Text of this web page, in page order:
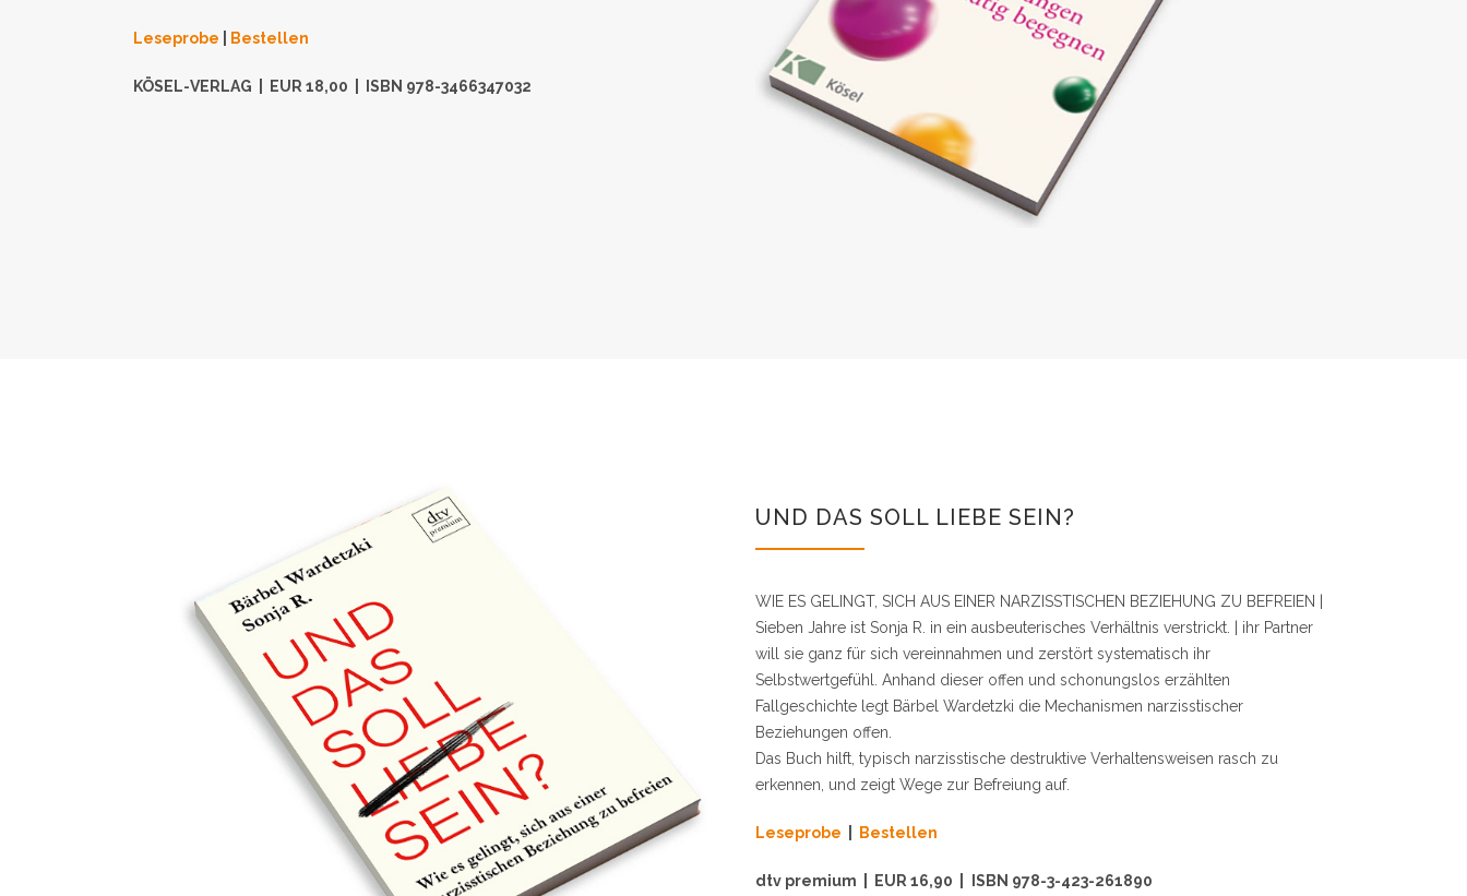
Leseprobe Bestellen
KÖSEL-VERLAG | EUR 18,00 | ISBN 978-3466347032
UND DAS SOLL LIEBE SEIN?
WIE ES GELINGT, SICH AUS EINER NARZISSTISCHEN BEZIEHUNG ZU BEFREIEN |
Sieben Jahre ist Sonja R. in ein ausbeuterisches Verhältnis verstrickt. | ihr Partner
will sie ganz für sich vereinnahmen und zerstört systematisch ihr
Selbstwertgefühl. Anhand dieser offen und schonungs­los erzählten
Fallgeschichte legt Bärbel Wardetzki die Mechanismen narzisstischer
Beziehungen offen.
Das Buch hilft, typisch narzisstische destruktive Verhaltensweisen rasch zu
erkennen, und zeigt Wege zur Befreiung auf.
Leseprobe Bestellen
dtv premium | EUR 16,90 |
ISBN 978-3-423-261890